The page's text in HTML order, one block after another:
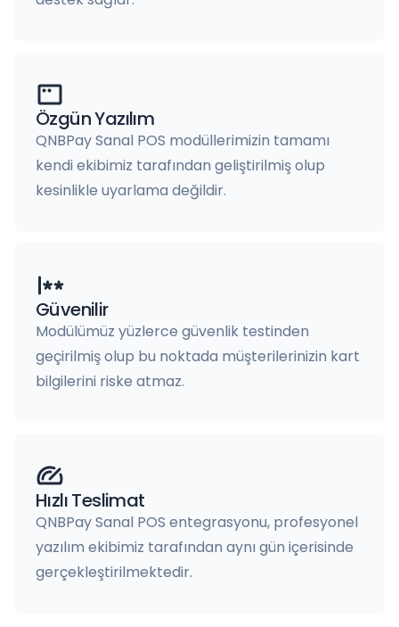
Özgün Yazılım
QNBPay Sanal POS modüllerimizin tamamı
kendi ekibimiz tarafından geliştirilmiş olup
kesinlikle uyarlama değildir.
Güvenilir
Modülümüz yüzlerce güvenlik testinden
geçirilmiş olup bu noktada müşterilerinizin kart
bilgilerini riske atmaz.
Hızlı Teslimat
QNBPay Sanal POS entegrasyonu, profesyonel
yazılım ekibimiz tarafından aynı gün içerisinde
gerçekleştirilmektedir.